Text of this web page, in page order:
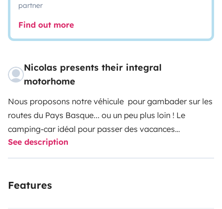
partner
Find out more
Nicolas presents their integral
motorhome
Nous proposons notre véhicule pour gambader sur les
routes du Pays Basque... ou un peu plus loin ! Le
camping-car idéal pour passer des vacances
tranquilles en couple ou en famille dans la région (idéal
pour couple avec enfants). Camping car en bon état
évoluer (équipements pour aide au parking) qui vous
See description
Features